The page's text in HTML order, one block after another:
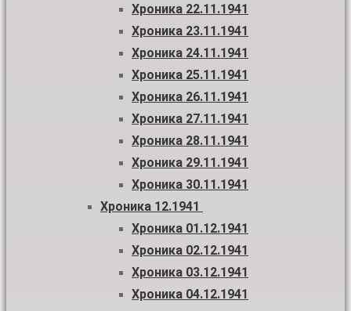
Хроника 22.11.1941
Хроника 23.11.1941
Хроника 24.11.1941
Хроника 25.11.1941
Хроника 26.11.1941
Хроника 27.11.1941
Хроника 28.11.1941
Хроника 29.11.1941
Хроника 30.11.1941
Хроника 12.1941
Хроника 01.12.1941
Хроника 02.12.1941
Хроника 03.12.1941
Хроника 04.12.1941